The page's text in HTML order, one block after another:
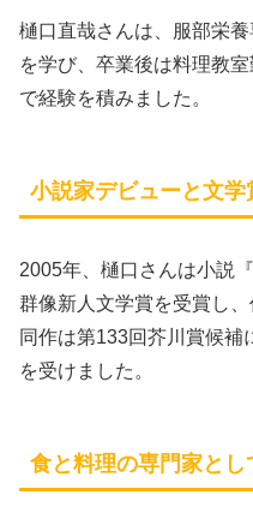
樋口直哉さんは、服部栄
を学び、卒業後は料理教
で経験を積みました。
小説家デビューと文学
2005年、樋口さんは小説
群像新人文学賞を受賞し
同作は第133回芥川賞候補
を受けました。
食と料理の専門家とし